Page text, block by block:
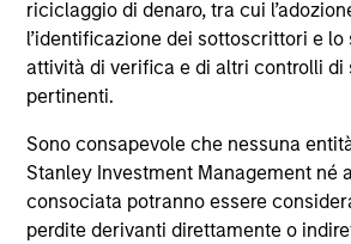
riciclaggio di denaro, tra cui
l’identificazione dei sottoscrittori e lo
attività di verifica e di altri controlli di
pertinenti.
Sono consapevole che nessuna
Stanley Investment Management né
consociata potranno essere
perdite derivanti direttamente o
recuperare l'importo investito.
I dati di performance per i comparti
inferiore a un anno non sono illustrati.
calcolate al netto delle commissioni. I
da inizio anno non sono annualizzati.
altre classi di azioni, se disponibili,
diverse. Prima di investire si consiglia
attentamente gli obiettivi
commissioni e le spese del comparto.